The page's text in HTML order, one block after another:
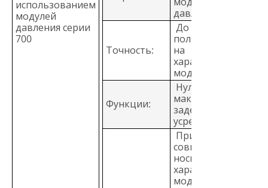
использованием
модулей
давления серии
700
давления
Точность:
До 0,025% от
полной шкалы,
на
характеристику
модуля давления
Функции:
Нуль, минимум,
максимум,
задержка,
усреднение
Примечание:
совместимость с
носителями, на
характеристику
модуля давления